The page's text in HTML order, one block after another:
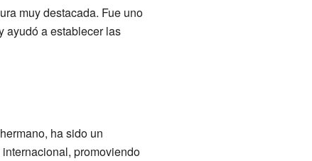
muy destacada. Fue uno
ayudó a establecer las
ha sido un
promoviendo